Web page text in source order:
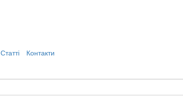
Статті
Контакти